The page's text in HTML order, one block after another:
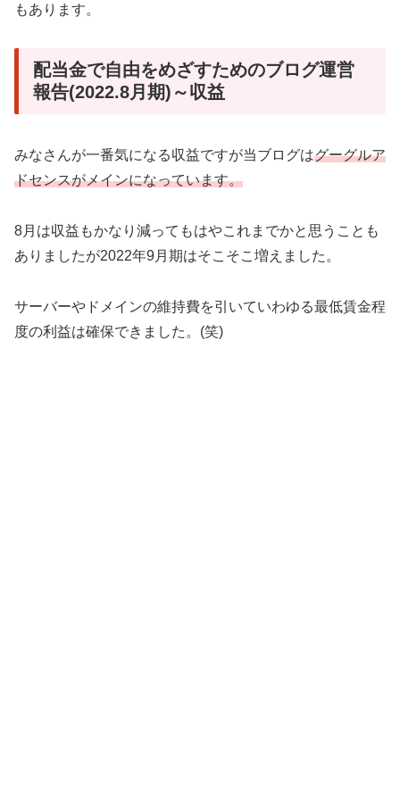
もあります。
配当金で自由をめざすためのブログ運営
報告(2022.8月期)～収益
みなさんが一番気になる収益ですが当ブログはグーグルア
ドセンスがメインになっています。
8月は収益もかなり減ってもはやこれまでかと思うことも
ありましたが2022年9月期はそこそこ増えました。
サーバーやドメインの維持費を引いていわゆる最低賃金程
度の利益は確保できました。(笑)